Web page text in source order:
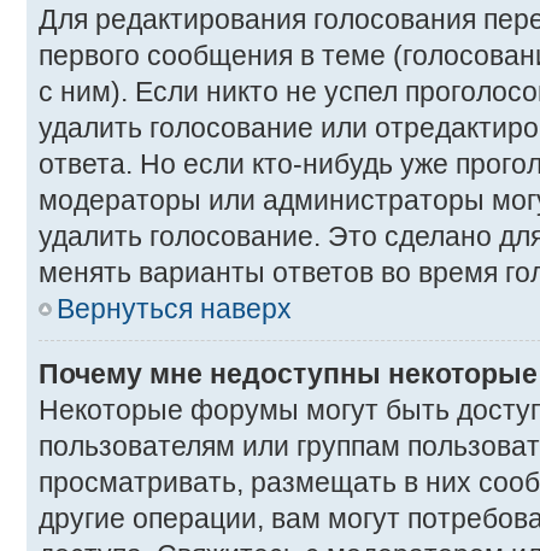
Для редактирования голосования
первого сообщения в теме
с ним). Если никто не успел
удалить голосование или
ответа. Но если кто-нибудь уже
модераторы или администраторы
удалить голосование. Это сделано
менять варианты ответов во время
Вернуться наверх
Почему мне недоступны
Некоторые форумы могут быть
пользователям или группам
просматривать, размещать в них
другие операции, вам могут